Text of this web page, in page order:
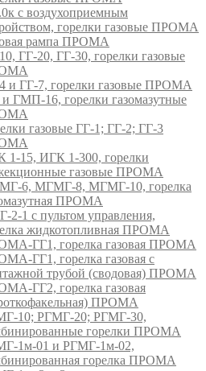
с воздухоприемным
горелки газовые ПРОМА
рампа ПРОМА
ГГ-20, ГГ-30, горелки газовые
и ГГ-7, горелки газовые ПРОМА
ГМП-16, горелки газомазутные
газовые ГГ-1; ГГ-2; ГГ-3
1-15, ИГК 1-300, горелки
газовые ПРОМА
6, МГМГ-8, МГМГ-10, горелка
ПРОМА
2-1 с пультом управления,
жидкотопливная ПРОМА
ГГ1, горелка газовая ПРОМА
ГГ1, горелка газовая с
трубой (сводовая) ПРОМА
ГГ2, горелка газовая
ПРОМА
10; РГМГ-20; РГМГ-30,
горелки ПРОМА
1м-01 и РГМГ-1м-02,
горелка ПРОМА